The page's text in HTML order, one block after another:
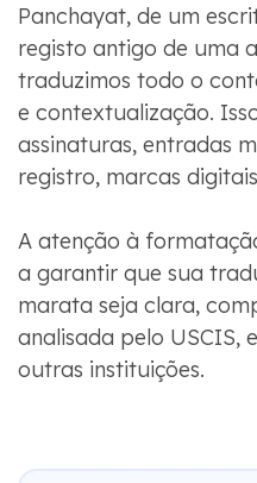
Panchayat, de um
registo antigo de uma
traduzimos todo o
e contextualização.
assinaturas, entradas
registro, marcas
A atenção à
a garantir que sua
marata seja clara,
analisada pelo USCIS,
outras instituições.